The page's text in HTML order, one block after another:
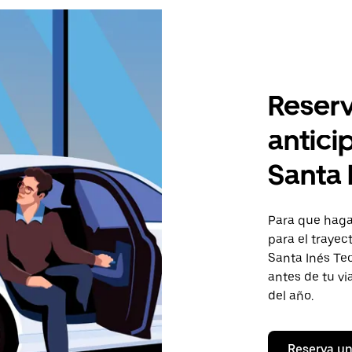
Santa
Para que
para el
Santa Inés
antes de tu
del año.